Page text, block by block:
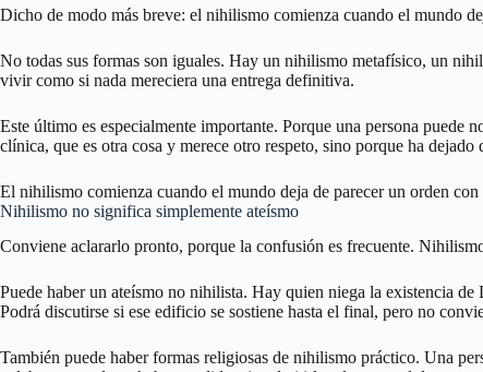
Dicho de modo más breve: el nihilismo comienza cuando el mundo
No todas sus formas son iguales. Hay un nihilismo metafísico, un
vivir como si nada mereciera una entrega definitiva.
Este último es especialmente importante. Porque una persona
clínica, que es otra cosa y merece otro respeto, sino porque ha
El nihilismo comienza cuando el mundo deja de parecer un orden
Nihilismo no significa simplemente ateísmo
Conviene aclararlo pronto, porque la confusión es frecuente.
Puede haber un ateísmo no nihilista. Hay quien niega la existencia
Podrá discutirse si ese edificio se sostiene hasta el final, pero no
También puede haber formas religiosas de nihilismo práctico. Una